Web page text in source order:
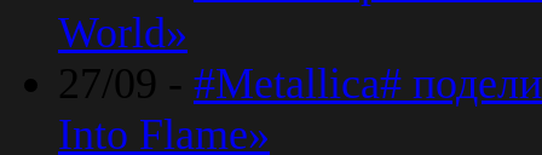
World»
27/09 - #Metallica#
Into Flame»